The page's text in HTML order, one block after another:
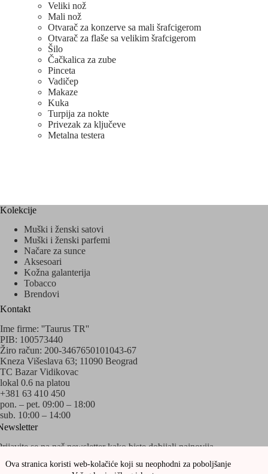
Ova stranica koristi web-kolačiće koji su neophodni za poboljšanje
Veliki nož
Mali nož
Otvarač za konzerve sa mali šrafcigerom
Otvarač za flaše sa velikim šrafcigerom
Šilo
Čačkalica za zube
Pinceta
Vadičep
Makaze
Kuka
Turpija za nokte
Privezak za ključeve
Metalna testera
Kolekcije
Muški i ženski satovi
Muški i ženski parfemi
Načare za sunce
Aksesoari
Kožna galanterija
Tobacco
Brendovi
Kontakt
Ime firme: ''Taurus TR''
PIB: 100573440
Žiro račun: 200-3467650101043-67
Kneza Višeslava 63; 11090 Beograd
TC Bazar Vidikovac
lokal 0.6 na platou
+381 63 410 450
pon. – pet. 09:00 – 18:00
sub. 10:00 – 14:00
se na naš newsletter kako biste dobijali najnovija